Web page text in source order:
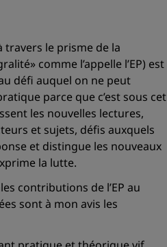
travers le prisme de la
comme l’appelle l’EP) est
défi auquel on ne peut
parce que c’est sous cet
les nouvelles lectures,
et sujets, défis auxquels
et distingue les nouveaux
la lutte.
contributions de l’EP au
sont à mon avis les